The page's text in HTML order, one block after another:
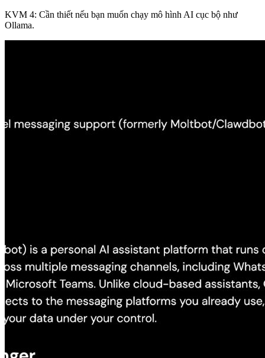
KVM 4: Cần thiết nếu bạn muốn chạy mô hình AI cục bộ như
Ollama.